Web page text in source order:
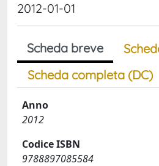
2012-01-01
Scheda breve
Scheda completa (DC)
Anno
2012
Codice ISBN
9788897085584